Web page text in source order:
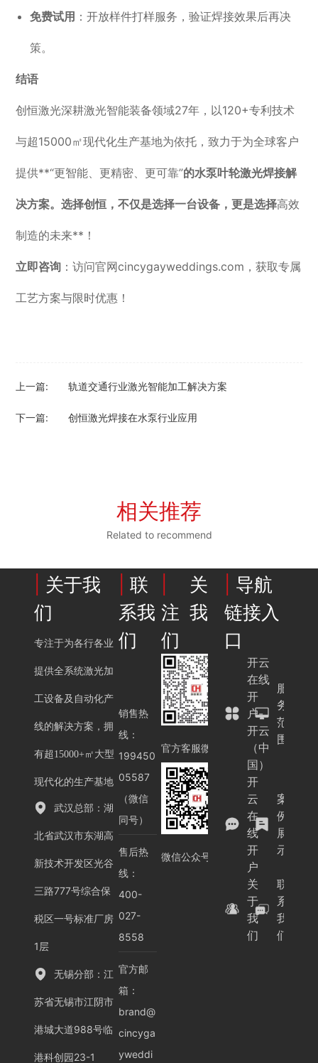
免费试用 ：开放样件打样服务，验证焊接效果后再决
策。
结语
创恒激光深耕激光智能装备领域27年，以120+专利技术
与超15000㎡现代化生产基地为依托，致力于为全球客户
提供**“更智能、更精密、更可靠”的水泵叶轮激光焊接解
决方案。选择创恒，不仅是选择一台设备，更是选择高效
制造的未来**！
立即咨询 ：访问官网cincygayweddings.com，获取专属
工艺方案与限时优惠！
上一篇: 轨道交通行业激光智能加工解决方案
下一篇: 创恒激光焊接在水泵行业应用
相关推荐
Related to recommend
关于我
们
专注于为各行各业
提供全系统激光加
工设备及自动化产
线的解决方案，拥
有超15000+㎡大型
现代化的生产基地
武汉总部：湖
北省武汉市东湖高
新技术开发区光谷
三路777号综合保
税区一号标准厂房
1层
无锡分部：江
苏省无锡市江阴市
港城大道988号临
港科创园23-1
联
系我
们
销售热
线：
199450
05587
（微信
同号）
售后热
线：
400-
027-
8558
官方邮
箱：
brand@
cincyga
yweddi
关
注我
们
官方客服微信
微信公众号
导航
链接入
口
开云
在线
开
户-
开云
（中
国）
服
务
范
围
开
云
在
线
开
户
案
例
展
示
关
于
我
们
联
系
我
们